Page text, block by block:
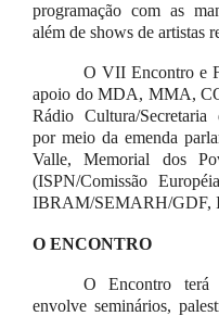
programação com as
além de shows de artistas
O VII Encontro e
apoio do MDA, MMA,
Rádio Cultura/
por meio da emenda
Valle, Memorial dos
(ISPN/Comissão
IBRAM/SEMARH/GDF,
O ENCONTRO
O Encontro terá
envolve seminários,